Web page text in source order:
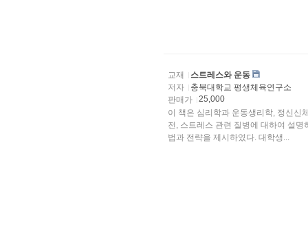
교재
스트레스와 운동
저자
충북대학교 평생체육연구소
판매가
25,000
이 책은 심리학과 운동생리학, 정신신
전, 스트레스 관련 질병에 대하여 설
법과 전략을 제시하였다. 대학생...